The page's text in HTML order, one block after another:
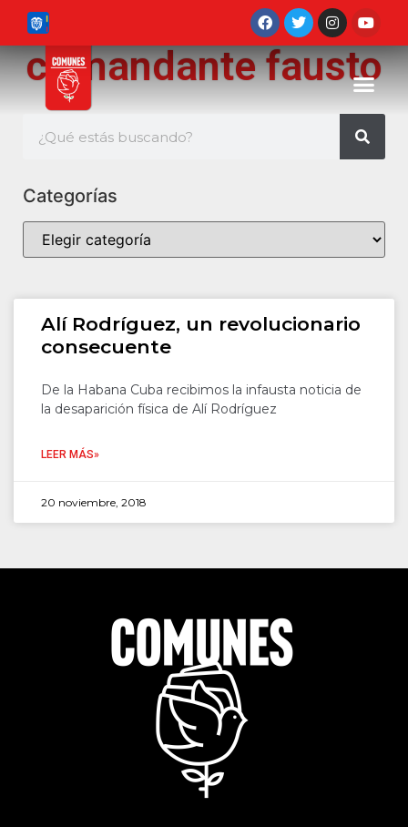
comandante fausto
Categorías
Alí Rodríguez, un revolucionario
consecuente
De la Habana Cuba recibimos la infausta noticia de
la desaparición física de Alí Rodríguez
LEER MÁS»
20 noviembre, 2018